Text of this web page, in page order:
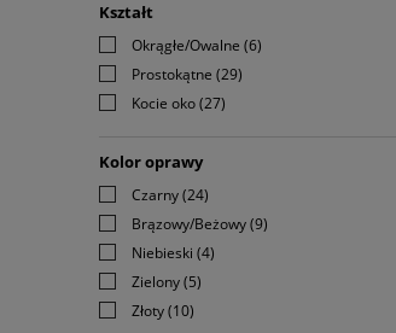
Kształt
Okrągłe/Owalne (6)
Prostokątne (29)
Kocie oko(27)
Kolor oprawy
Czarny(24)
Brązowy/Beżowy(9)
Niebieski (4)
Zielony(5)
Złoty(10)